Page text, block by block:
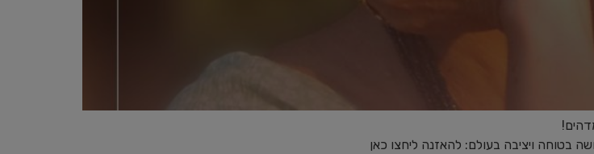
ויציבה בעולם: ⁠להאזנה ליחצו כאן